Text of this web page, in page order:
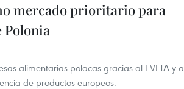
mercado prioritario para
Polonia
alimentarias polacas gracias al EVFTA y a
de productos europeos.